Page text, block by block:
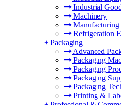
Industrial
Machinery
Manufacturing
Refrigeration
+ Packaging
Advanced
Packaging
Packaging
Packaging
Packaging
Printing &